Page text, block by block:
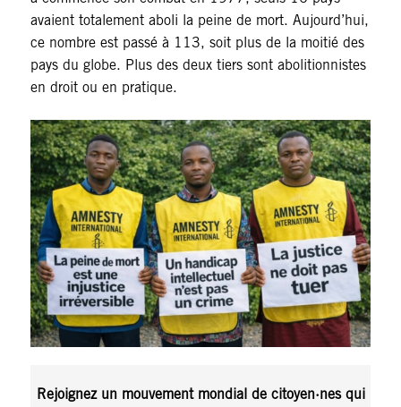
avaient totalement aboli la peine de mort. Aujourd’hui,
ce nombre est passé à 113, soit plus de la moitié des
pays du globe. Plus des deux tiers sont abolitionnistes
en droit ou en pratique.
Rejoignez un mouvement mondial de citoyen·nes qui